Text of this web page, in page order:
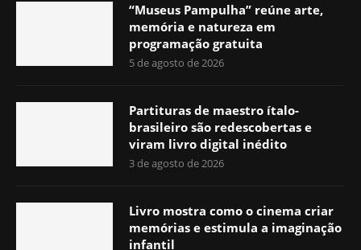
“Museus Pampulha” reúne arte,
memória e natureza em
programação gratuita
5 de agosto de 2026
Partituras de maestro ítalo-
brasileiro são redescobertas e
viram livro digital inédito
3 de agosto de 2026
Livro mostra como o cinema criar
memórias e estimula a imaginação
infantil